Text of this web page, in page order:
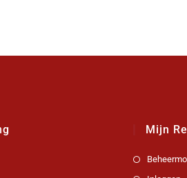
Mijn